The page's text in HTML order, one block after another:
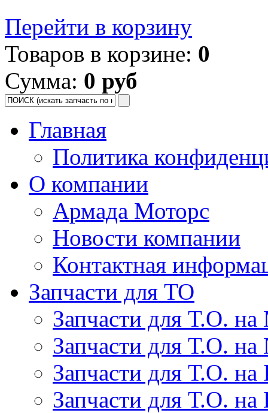
Перейти в корзину
Товаров в корзине: 0
Сумма: 0 руб
Главная
Политика
О компании
Армада Моторс
Новости компании
Контактная
Запчасти для ТО
Запчасти для Т.О. на
Запчасти для Т.О. на
Запчасти для Т.О.
Запчасти для Т.О. на